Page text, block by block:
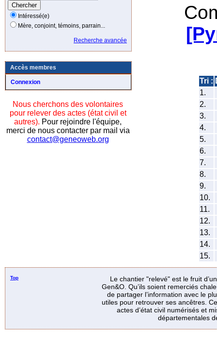
Intéressé(e)
Mère, conjoint, témoins, parrain...
Recherche avancée
Accès membres
Connexion
Nous cherchons des volontaires
pour relever des actes (état civil et
autres). Pour rejoindre l'équipe,
merci de nous contacter par mail via
contact@geneoweb.org
Tri :
1.
2.
3.
4.
5.
6.
7.
8.
9.
10.
11.
12.
13.
14.
15.
Top
Le chantier "relevé" est le fruit
Gen&O. Qu’ils soient remerciés
de partager l’information avec le
utiles pour retrouver ses ancêtres.
actes d’état civil numérisés et
départementales